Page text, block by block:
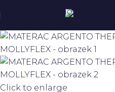
Skip to navigation
Click to enlarge